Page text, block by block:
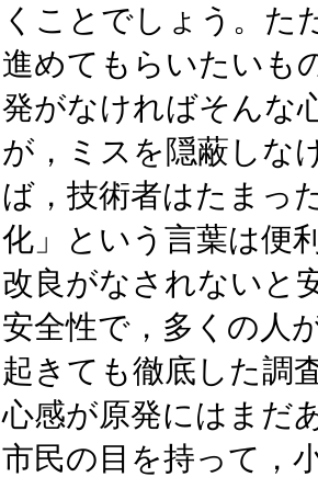
くことでしょう。た
進めてもらいたいも
発がなければそんな
が，ミスを隠蔽しな
ば，技術者はたまっ
化」という言葉は便
改良がなされないと
安全性で，多くの人
起きても徹底した調
心感が原発にはまだ
市民の目を持って，